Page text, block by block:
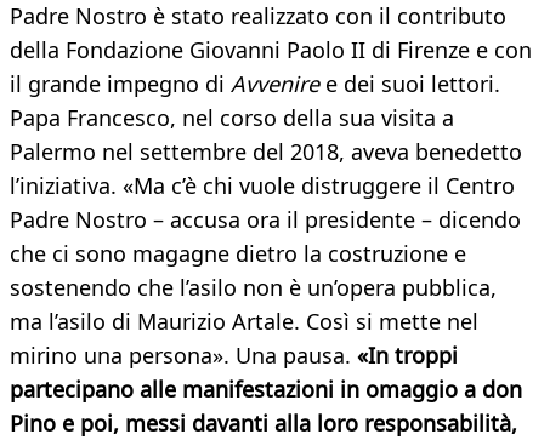
Padre Nostro è stato realizzato con il contributo
della Fondazione Giovanni Paolo II di Firenze e con
il grande impegno di Avveniree dei suoi lettori.
Papa Francesco, nel corso della sua visita a
Palermo nel settembre del 2018, aveva benedetto
l’iniziativa. «Ma c’è chi vuole distruggere il Centro
Padre Nostro – accusa ora il presidente – dicendo
che ci sono magagne dietro la costruzione e
sostenendo che l’asilo non è un’opera pubblica,
ma l’asilo di Maurizio Artale. Così si mette nel
mirino una persona». Una pausa. «In troppi
partecipano alle manifestazioni in omaggio a don
Pino e poi, messi davanti alla loro responsabilità,